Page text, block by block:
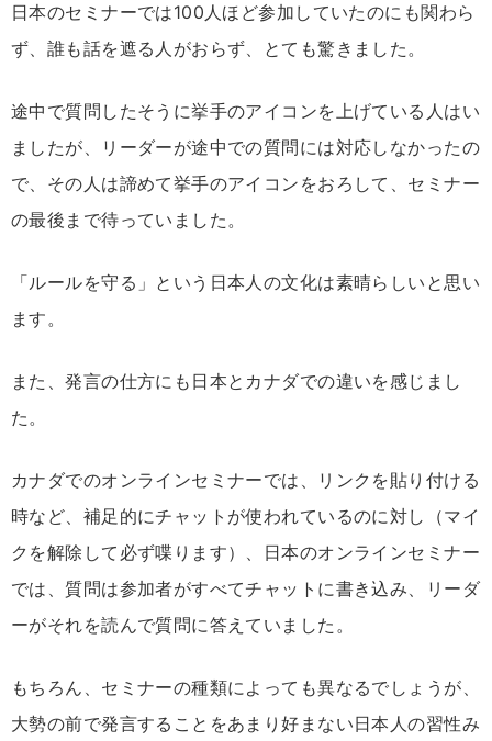
日本のセミナーでは100人ほど参加していたのにも関わら
ず、誰も話を遮る人がおらず、とても驚きました。
途中で質問したそうに挙手のアイコンを上げている人はい
ましたが、リーダーが途中での質問には対応しなかったの
で、その人は諦めて挙手のアイコンをおろして、セミナー
の最後まで待っていました。
「ルールを守る」という日本人の文化は素晴らしいと思い
ます。
また、発言の仕方にも日本とカナダでの違いを感じまし
た。
カナダでのオンラインセミナーでは、リンクを貼り付ける
時など、補足的にチャットが使われているのに対し（マイ
クを解除して必ず喋ります）、日本のオンラインセミナー
では、質問は参加者がすべてチャットに書き込み、リーダ
ーがそれを読んで質問に答えていました。
もちろん、セミナーの種類によっても異なるでしょうが、
大勢の前で発言することをあまり好まない日本人の習性み